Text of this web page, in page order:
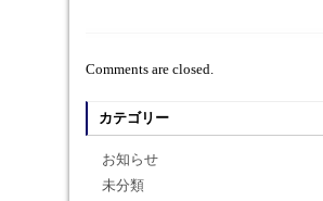
Comments are closed.
カテゴリー
お知らせ
未分類